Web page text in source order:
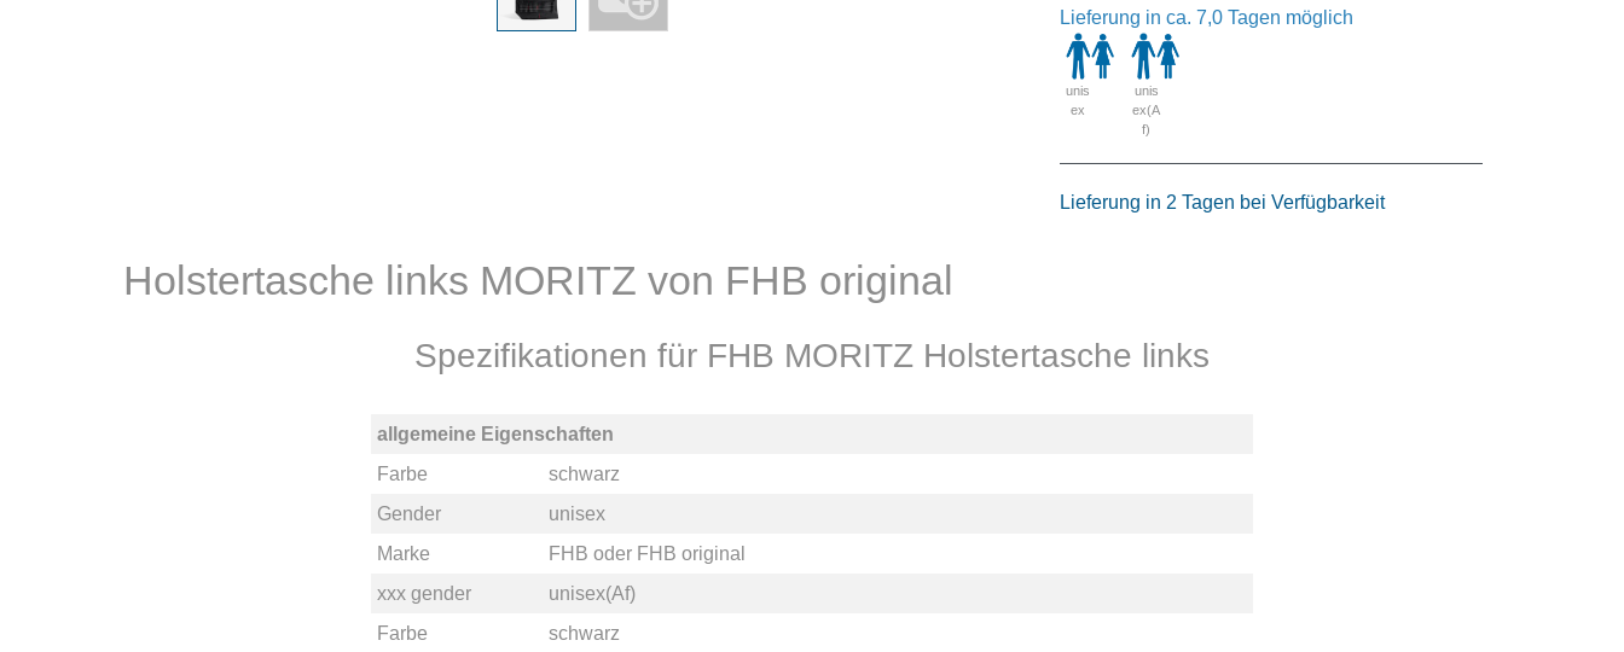
Lieferung in ca. 7,0 Tagen möglich
unis
ex
unis
ex(A
f)
Lieferung in 2 Tagen bei Verfügbarkeit
Holstertasche links MORITZ von FHB original
Spezifikationen für FHB MORITZ Holstertasche links
allgemeine Eigenschaften
Farbe
schwarz
Gender
unisex
Marke
FHB oder FHB original
xxx gender
unisex(Af)
Farbe
schwarz